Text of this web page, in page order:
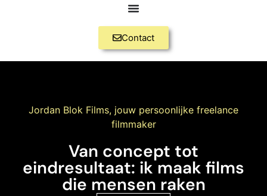
Contact
Jordan Blok Films, jouw persoonlijke freelance
filmmaker
Van concept tot
eindresultaat: ik maak films
die mensen raken